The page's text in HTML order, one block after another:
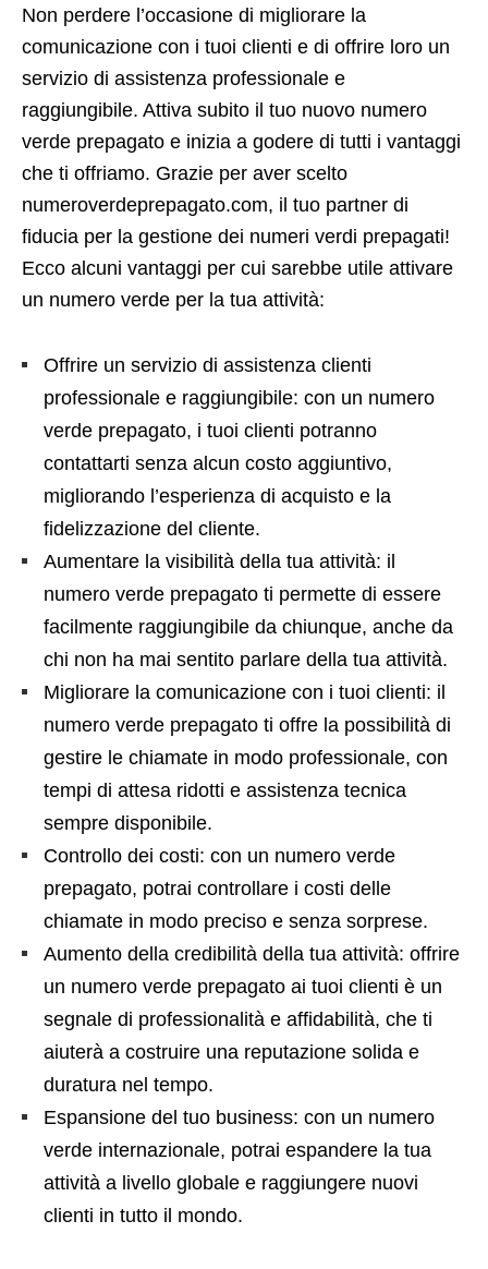
Non perdere l’occasione di migliorare la
comunicazione con i tuoi clienti e di offrire loro un
servizio di assistenza professionale e
raggiungibile. Attiva subito il tuo nuovo numero
verde prepagato e inizia a godere di tutti i vantaggi
che ti offriamo. Grazie per aver scelto
numeroverdeprepagato.com, il tuo partner di
fiducia per la gestione dei numeri verdi prepagati!
Ecco alcuni vantaggi per cui sarebbe utile attivare
un numero verde per la tua attività:
Offrire un servizio di assistenza clienti
professionale e raggiungibile: con un numero
verde prepagato, i tuoi clienti potranno
contattarti senza alcun costo aggiuntivo,
migliorando l’esperienza di acquisto e la
fidelizzazione del cliente.
Aumentare la visibilità della tua attività: il
numero verde prepagato ti permette di essere
facilmente raggiungibile da chiunque, anche da
chi non ha mai sentito parlare della tua attività.
Migliorare la comunicazione con i tuoi clienti: il
numero verde prepagato ti offre la possibilità di
gestire le chiamate in modo professionale, con
tempi di attesa ridotti e assistenza tecnica
sempre disponibile.
Controllo dei costi: con un numero verde
prepagato, potrai controllare i costi delle
chiamate in modo preciso e senza sorprese.
Aumento della credibilità della tua attività: offrire
un numero verde prepagato ai tuoi clienti è un
segnale di professionalità e affidabilità, che ti
aiuterà a costruire una reputazione solida e
duratura nel tempo.
Espansione del tuo business: con un numero
verde internazionale, potrai espandere la tua
attività a livello globale e raggiungere nuovi
clienti in tutto il mondo.